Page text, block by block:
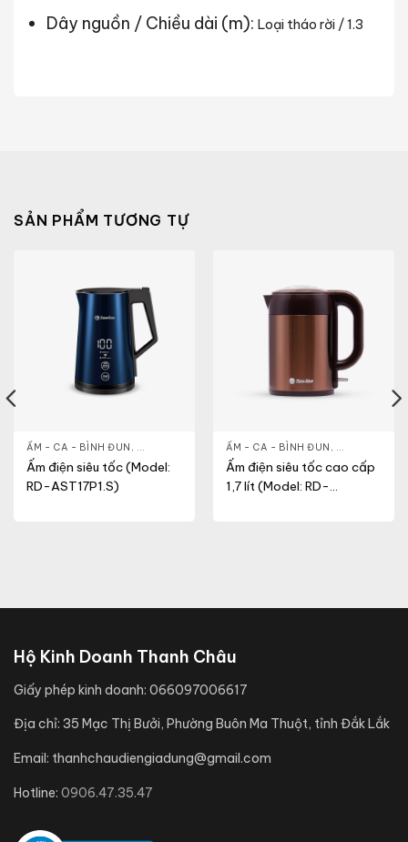
Dây nguồn / Chiều dài (m): Loại tháo rời / 1.3
SẢN PHẨM TƯƠNG TỰ
ẤM - CA - BÌNH ĐUN , GIA DỤNG KHỎE & ĐẸP,NỒI - ẤM - CA - BÌNH
Ấm điện siêu tốc (Model:
RD-AST17P1.S)
ẤM - CA - BÌNH ĐUN , GIA DỤNG
Ấm điện siêu tốc cao cấp
1,7 lít (Model: RD-
,LÒ VI SÓNG
Hộ Kinh Doanh Thanh Châu
Giấy phép kinh doanh: 066097006617
Địa chỉ: 35 Mạc Thị Bưởi, Phường Buôn Ma Thuột, tỉnh Đắk Lắk
Email: thanhchaudiengiadung@gmail.com
Hotline: 0906.47.35.47